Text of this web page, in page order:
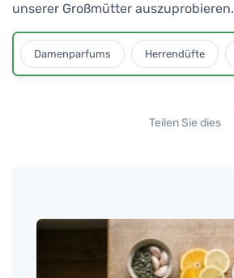
unserer Großmütter auszuprobieren.
Damenparfums Herrendüfte
Teilen Sie dies